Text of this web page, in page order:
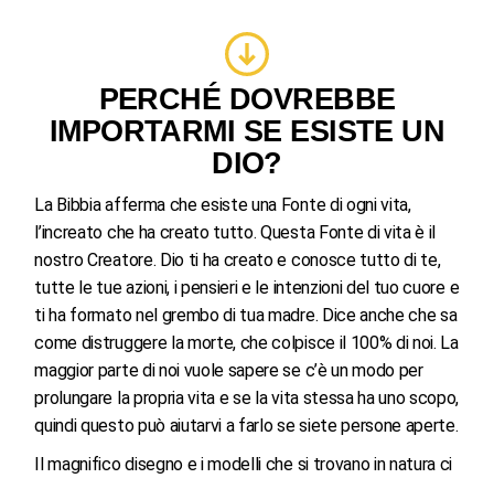
PERCHÉ DOVREBBE
IMPORTARMI SE ESISTE UN
DIO?
La Bibbia afferma che esiste una Fonte di ogni vita,
l’increato che ha creato tutto. Questa Fonte di vita è il
nostro Creatore. Dio ti ha creato e conosce tutto di te,
tutte le tue azioni, i pensieri e le intenzioni del tuo cuore e
ti ha formato nel grembo di tua madre. Dice anche che sa
come distruggere la morte, che colpisce il 100% di noi. La
maggior parte di noi vuole sapere se c’è un modo per
prolungare la propria vita e se la vita stessa ha uno scopo,
quindi questo può aiutarvi a farlo se siete persone aperte.
Il magnifico disegno e i modelli che si trovano in natura ci